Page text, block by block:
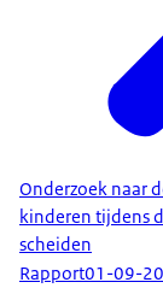
Onderzoek naar
kinderen tijdens
scheiden
Rapport01-09-